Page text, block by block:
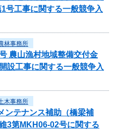
工事に関する一般競争入
林事務所
農山漁村地域整備交付金
設工事に関する一般競争入
木事務所
ンテナンス補助（橋梁補
3第MKH06-02号に関する